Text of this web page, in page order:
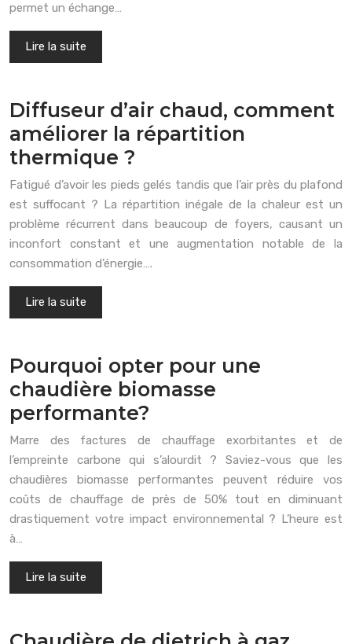
permet un échange…
Lire la suite
Diffuseur d’air chaud, comment
améliorer la répartition
thermique ?
Fatigué d’avoir les pieds gelés tandis que l’air près du plafond
est suffocant ? La répartition inégale de la chaleur est un
problème récurrent dans beaucoup de foyers, causant un
inconfort constant et une augmentation notable de la
consommation d’énergie….
Lire la suite
Pourquoi opter pour une
chaudière biomasse
performante?
Marre des factures de chauffage exorbitantes et de
l’empreinte carbone qui s’alourdit ? Saviez-vous que les
chaudières biomasse performantes peuvent réduire vos
coûts de chauffage de près de 50% tout en diminuant
drastiquement votre impact environnemental ? L’heure est
à…
Lire la suite